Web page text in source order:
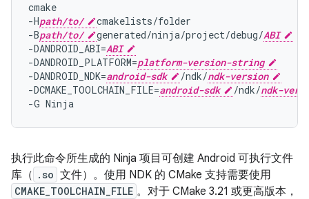
cmake
-Hpath/to/
cmakelists/folder
-Bpath/to/ generated/ninja/project/debug/ABI
-DANDROID_ABI=ABI
-DANDROID_PLATFORM=platform-version-string
-DANDROID_NDK=android-sdk /ndk/ndk-version
-DCMAKE_TOOLCHAIN_FILE=android-sdk /ndk/ndk-
执行此命令所生成的 Ninja 项目可创建 Android 可执行文件
库（ .so 文件）。使用 NDK 的 CMake 支持需要使用
CMAKE_TOOLCHAIN_FILE 。对于 CMake 3.21 或更高版本，